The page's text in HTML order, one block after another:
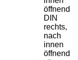
DIN
rechts,
nach
innen
öffnend